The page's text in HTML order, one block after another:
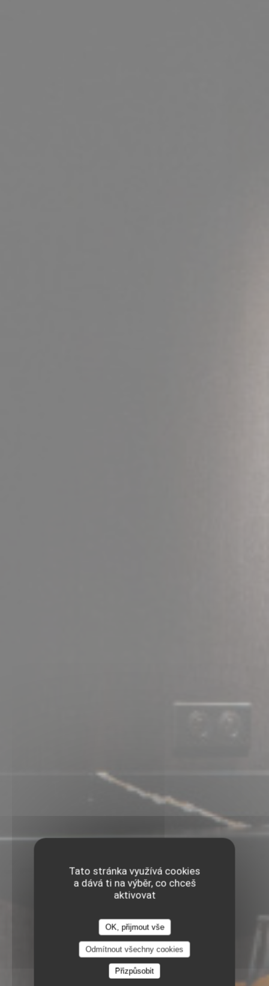
Tato stránka využívá cookies
a dává ti na výběr, co chceš
aktivovat
OK, přijmout vše
Odmítnout všechny cookies
Přizpůsobit